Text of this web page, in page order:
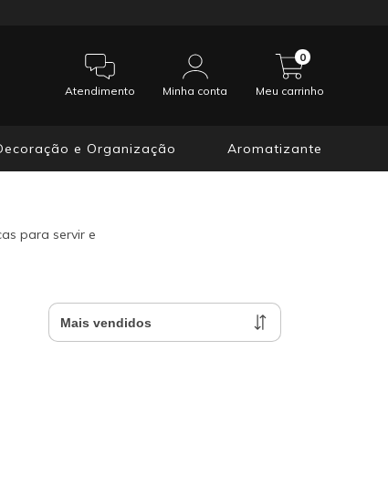
Atendimento Minha conta Meu carrinho
0
e Organização Aromatizante
para servir e